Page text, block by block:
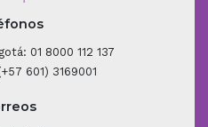
01 8000 112 137
601) 3169001